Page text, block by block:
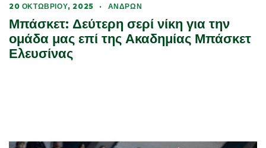
20 ΟΚΤΩΒΡΊΟΥ, 2025 · ΑΝΔΡΏΝ
Μπάσκετ: Δεύτερη σερί νίκη για την
ομάδα μας επί της Ακαδημίας Μπάσκετ
Ελευσίνας